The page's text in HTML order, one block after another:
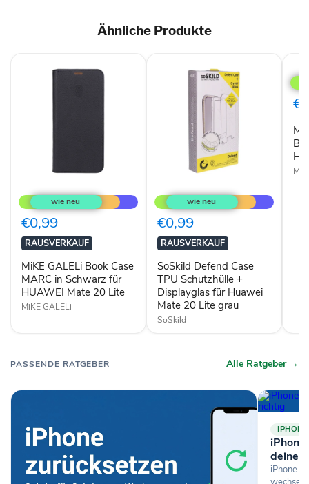
Ähnliche Produkte
GALELi
Book
Case
MARC
in
Schwarz
für
HUAWEI
Mate
20
Lite
€0,99
RAUSVERKAUF
MiKE GALELi Book Case
MARC in Schwarz für
HUAWEI Mate 20 Lite
MiKE GALELi
Defend
Case
TPU
Schutzhülle
+
Displayglas
für
Huawei
Mate
20
Lite
grau
€0,99
RAUSVERKAUF
SoSkild Defend Case
TPU Schutzhülle +
Displayglas für Huawei
Mate 20 Lite grau
SoSkild
20
lite
PASSENDE RATGEBER Alle Ratgeber →
IPHONE
deine
iPhone